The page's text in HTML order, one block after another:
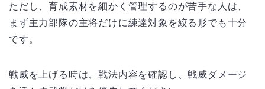
ただし、育成素材を細かく管理するのが苦手な人は、
まず主力部隊の主将だけに練達対象を絞る形でも十分
です。
戦威を上げる時は、戦法内容を確認し、戦威ダメージ